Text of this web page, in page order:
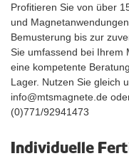
Profitieren Sie von über
und
Bemusterung bis zur
Sie umfassend bei Ihrem
eine kompetente
Lager. Nutzen Sie gleich
info@mtsmagnete.de
(0)771/92941473
Individuelle